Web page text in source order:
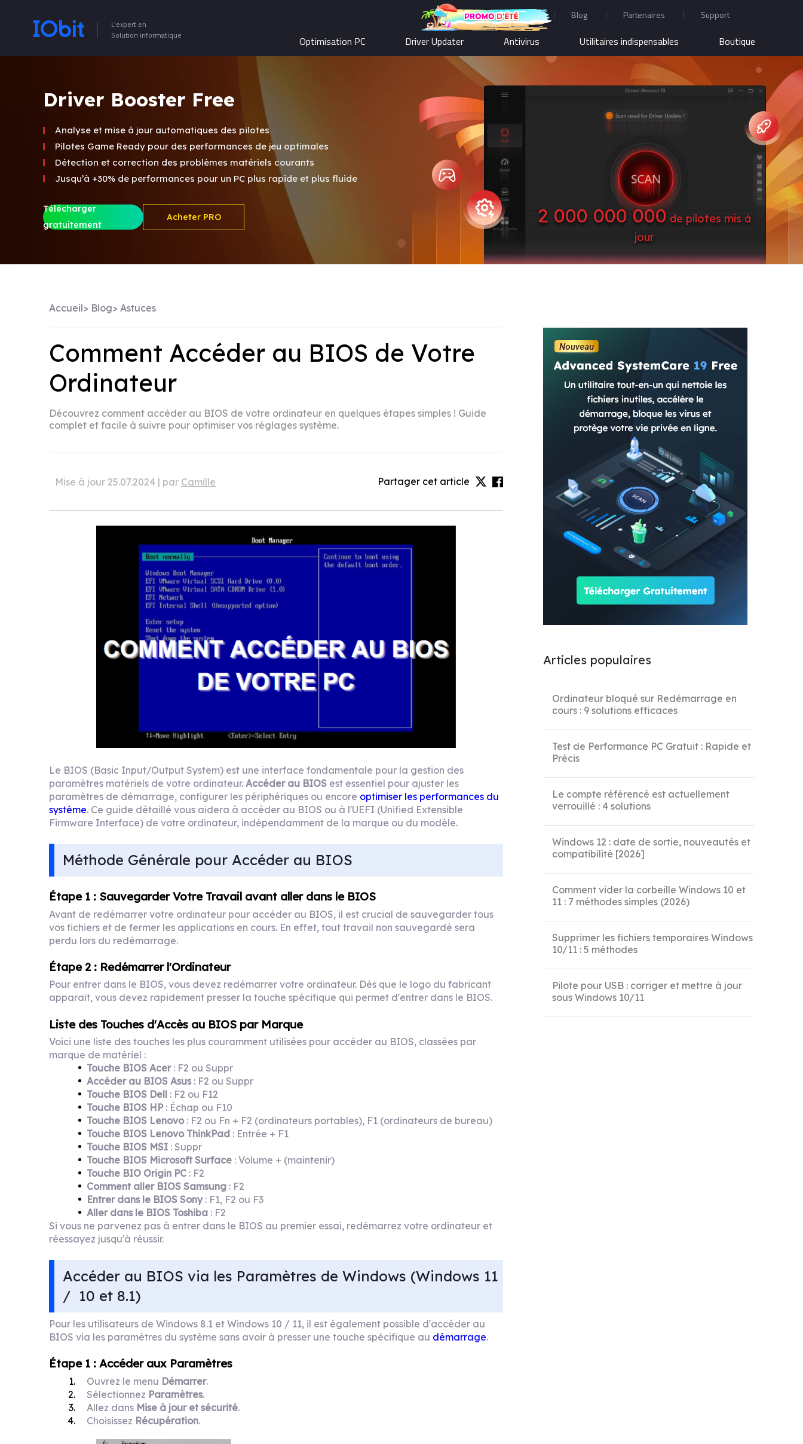
L’expert en
Solution informatique
Blog Partenaires Support
Optimisation PC Driver Updater Antivirus Utilitaires indispensables Boutique
Driver Booster Free
Analyse et mise à jour automatiques des pilotes
Pilotes Game Ready pour des performances de jeu optimales
Détection et correction des problèmes matériels courants
Jusqu’à +30% de performances pour un PC plus rapide et plus fluide
2 000 000 000 de pilotes mis à
jour
Télécharger
gratuitement
Acheter PRO
Accueil> Blog> Astuces
Comment Accéder au BIOS de Votre
Ordinateur
Découvrez comment accéder au BIOS de votre ordinateur en quelques étapes simples ! Guide
complet et facile à suivre pour optimiser vos réglages système.
Mise à jour 25.07.2024 | par Camille Partager cet article
Le BIOS (Basic Input/Output System) est une interface fondamentale pour la gestion des
paramètres matériels de votre ordinateur. Accéder au BIOS est essentiel pour ajuster les
paramètres de démarrage, configurer les périphériques ou encore optimiser les performances du
système. Ce guide détaillé vous aidera à accéder au BIOS ou à l'UEFI (Unified Extensible
Firmware Interface) de votre ordinateur, indépendamment de la marque ou du modèle.
Méthode Générale pour Accéder au BIOS
Étape 1 : Sauvegarder Votre Travail avant aller dans le BIOS
Avant de redémarrer votre ordinateur pour accéder au BIOS, il est crucial de sauvegarder tous
vos fichiers et de fermer les applications en cours. En effet, tout travail non sauvegardé sera
perdu lors du redémarrage.
Étape 2 : Redémarrer l'Ordinateur
Pour entrer dans le BIOS, vous devez redémarrer votre ordinateur. Dès que le logo du fabricant
apparaît, vous devez rapidement presser la touche spécifique qui permet d'entrer dans le BIOS.
Liste des Touches d'Accès au BIOS par Marque
Voici une liste des touches les plus couramment utilisées pour accéder au BIOS, classées par
marque de matériel :
Touche BIOS Acer: F2 ou Suppr
Accéder au BIOS Asus: F2 ou Suppr
Touche BIOS Dell : F2 ou F12
Touche BIOS HP: Échap ou F10
Touche BIOS Lenovo: F2 ou Fn + F2 (ordinateurs portables), F1 (ordinateurs de bureau)
Touche BIOS Lenovo ThinkPad : Entrée + F1
Touche BIOS MSI : Suppr
Touche BIOS Microsoft Surface : Volume + (maintenir)
Touche BIO Origin PC : F2
Comment aller BIOS Samsung : F2
Entrer dans le BIOS Sony: F1, F2 ou F3
Aller dans le BIOS Toshiba : F2
Si vous ne parvenez pas à entrer dans le BIOS au premier essai, redémarrez votre ordinateur et
réessayez jusqu'à réussir.
Accéder au BIOS via les Paramètres de Windows (Windows 11
/ 10 et 8.1)
Pour les utilisateurs de Windows 8.1 et Windows 10 / 11, il est également possible d'accéder au
BIOS via les paramètres du système sans avoir à presser une touche spécifique au démarrage.
Étape 1 : Accéder aux Paramètres
Ouvrez le menu Démarrer.
Sélectionnez Paramètres.
Allez dans Mise à jour et sécurité.
Choisissez Récupération.
Articles populaires
Ordinateur bloqué sur Redémarrage en
cours : 9 solutions efficaces
Test de Performance PC Gratuit : Rapide et
Précis
Le compte référencé est actuellement
verrouillé : 4 solutions
Windows 12 : date de sortie, nouveautés et
compatibilité [2026]
Comment vider la corbeille Windows 10 et
11 : 7 méthodes simples (2026)
Supprimer les fichiers temporaires Windows
10/11 : 5 méthodes
Pilote pour USB : corriger et mettre à jour
sous Windows 10/11